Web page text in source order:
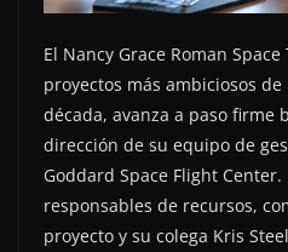
El Nancy Grace Roman
proyectos más ambiciosos
década, avanza a paso firme
dirección de su equipo de
Goddard Space Flight
responsables de recursos,
proyecto y su colega Kris